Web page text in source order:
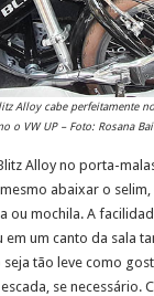
Alloy cabe perfeitamente
o VW UP – Foto: Rosana
Alloy no porta-
abaixar o
ou mochila. A
um canto da sala
seja tão leve como
se necessário.